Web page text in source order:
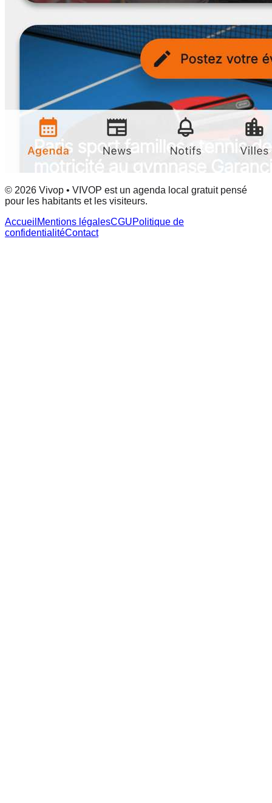
© 2026 Vivop • VIVOP est un agenda local gratuit pensé
pour les habitants et les visiteurs.
Accueil Mentions légalesCGUPolitique de
confidentialitéContact